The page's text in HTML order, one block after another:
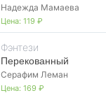
Надежда Мамаева
Цена: 119 ₽
Фэнтези
Перекованный
Серафим Леман
Цена: 169 ₽